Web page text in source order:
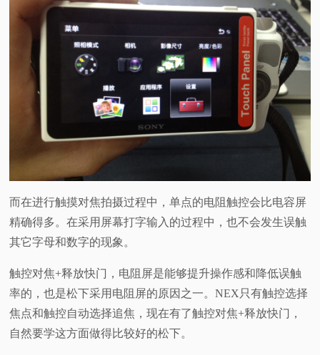
而在进行触摸对焦拍摄过程中，单点的电阻触控会比电容屏
精确得多。在采用屏幕打字输入的过程中，也不会发生误触
其它字母和数字的现象。
触控对焦+释放快门，电阻屏是能够提升操作感和降低误触
率的，也是松下采用电阻屏的原因之一。NEX只有触控选择
焦点和触控自动选择追焦，现在有了触控对焦+释放快门，
自然要学这方面做得比较好的松下。